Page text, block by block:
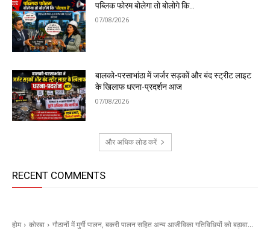
पब्लिक फोरम बोलेगा तो बोलोगे कि…
07/08/2026
बालको-परसाभांठा में जर्जर सड़कों और बंद स्ट्रीट लाइट
के खिलाफ धरना-प्रदर्शन आज
07/08/2026
और अधिक लोड करें
RECENT COMMENTS